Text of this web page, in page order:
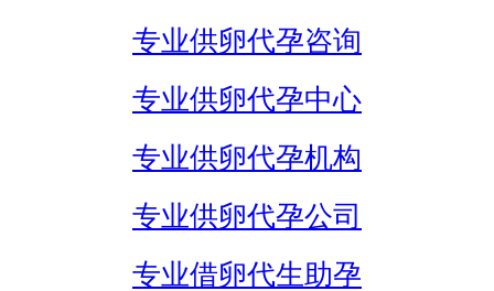
专业供卵代孕咨询
专业供卵代孕中心
专业供卵代孕机构
专业供卵代孕公司
专业借卵代生助孕